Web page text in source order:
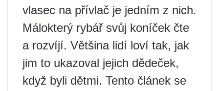
vlasec na přívlač je jedním z nich.
Málokterý rybář svůj koníček čte
a rozvíjí. Většina lidí loví tak, jak
jim to ukazoval jejich dědeček,
když byli dětmi. Tento článek se